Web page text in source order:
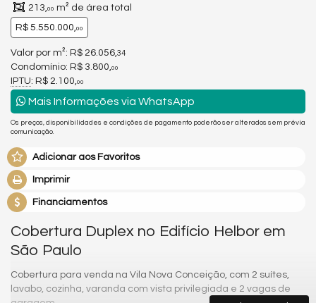
213,00 m² de área total
R$ 5.550.000,00
Valor por m²: R$ 26.056, 34
Condomínio: R$ 3.800, 00
IPTU: R$ 2.100, 00
Mais Informações via WhatsApp
Os preços, disponibilidades e condições de pagamento poderão ser alterados sem prévia
comunicação.
Adicionar aos Favoritos
Imprimir
Financiamentos
Cobertura Duplex no Edifício Helbor em
São Paulo
Cobertura para venda na Vila Nova Conceição, com 2 suítes,
lavabo, cozinha, varanda com vista privilegiada e 2 vagas de